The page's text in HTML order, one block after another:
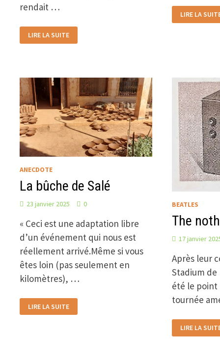
rendait …
IMPROBABLE
LIRE LA SUITE
BOÎTE
À
LIRE LA
ANECDOTE
La bûche de Salé
23 janvier 2025 0
« Ceci est une adaptation libre
d’un événement qui nous est
réellement arrivé.Même si vous
êtes loin (pas seulement en
kilomètres), …
BÛCHE
DE
LIRE LA SUITE
BEATLES
The
17 janvier
Après leur
Stadium de
été le
tournée
NOTHING
BOX
LIRE LA